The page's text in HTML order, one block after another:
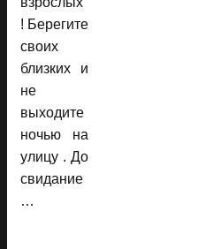
! Берегите
своих
близких и
не
выходите
ночью на
улицу . До
свидание
…